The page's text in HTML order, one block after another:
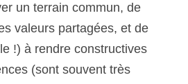
un terrain commun, de
valeurs partagées, et de
!) à rendre constructives
(sont souvent très